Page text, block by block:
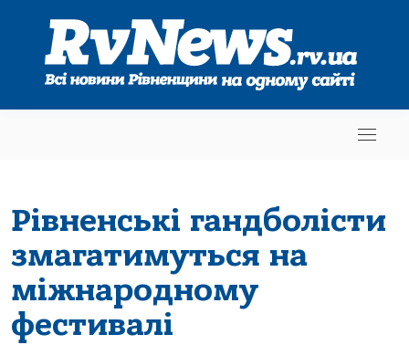
Рівненські гандболісти
змагатимуться на
міжнародному
фестивалі